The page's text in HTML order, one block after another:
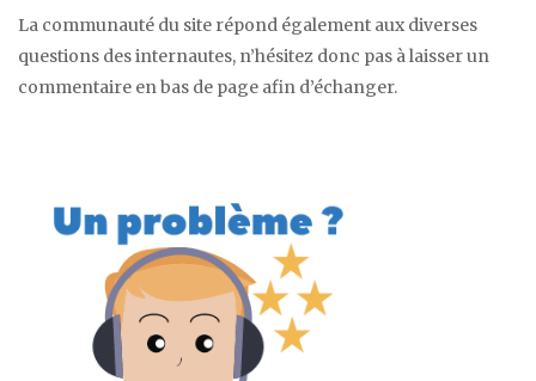
La communauté du site répond également aux diverses
questions des internautes, n’hésitez donc pas à laisser un
commentaire en bas de page afin d’échanger.